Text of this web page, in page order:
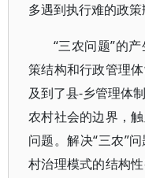
多遇到执行难的政策
“三农问题”的
策结构和行政管理
及到了县-乡管理体
农村社会的边界，
问题。解决“三农”
村治理模式的结构